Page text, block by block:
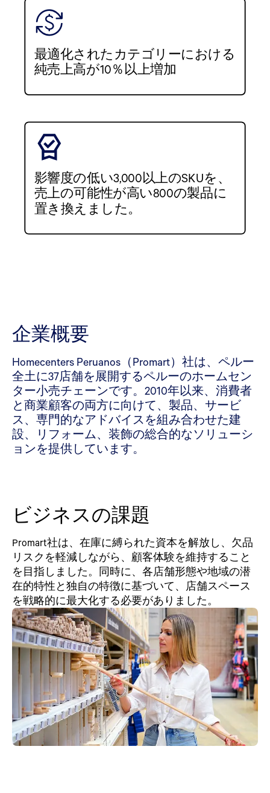
最適化されたカテゴリーにおける
純売上高が10％以上増加
影響度の低い3,000以上のSKUを、
売上の可能性が高い800の製品に
置き換えました。
企業概要
Homecenters Peruanos（Promart）社は、ペルー
全土に37店舗を展開するペルーのホームセン
ター小売チェーンです。2010年以来、消費者
と商業顧客の両方に向けて、製品、サービ
ス、専門的なアドバイスを組み合わせた建
設、リフォーム、装飾の総合的なソリューシ
ョンを提供しています。
ビジネスの課題
Promart社は、在庫に縛られた資本を解放し、欠品
リスクを軽減しながら、顧客体験を維持すること
を目指しました。同時に、各店舗形態や地域の潜
在的特性と独自の特徴に基づいて、店舗スペース
を戦略的に最大化する必要がありました。